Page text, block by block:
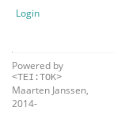
Login
Powered by
<TEI:TOK>
Maarten Janssen,
2014-